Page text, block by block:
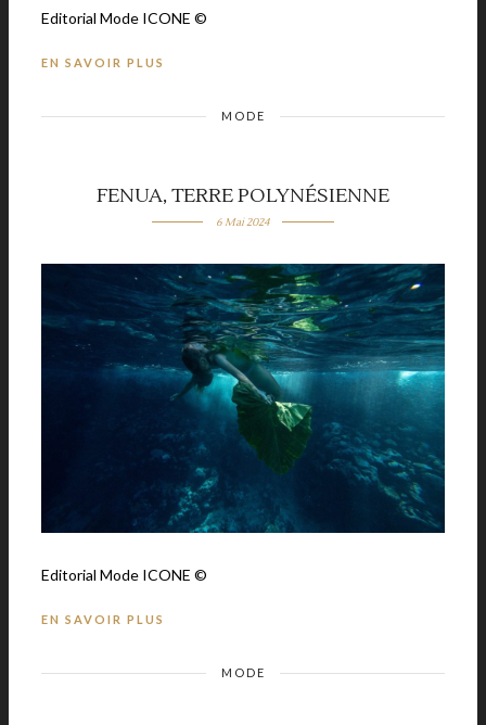
Editorial Mode ICONE ©
EN SAVOIR PLUS
MODE
FENUA, TERRE POLYNÉSIENNE
6 Mai 2024
Editorial Mode ICONE ©
EN SAVOIR PLUS
MODE